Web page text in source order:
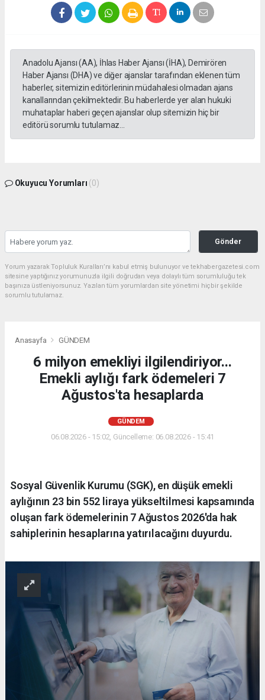
Anadolu Ajansı (AA), İhlas Haber Ajansı (İHA), Demirören
Haber Ajansı (DHA) ve diğer ajanslar tarafından eklenen tüm
haberler, sitemizin editörlerinin müdahalesi olmadan ajans
kanallarından çekilmektedir. Bu haberlerde yer alan hukuki
muhataplar haberi geçen ajanslar olup sitemizin hiç bir
editörü sorumlu tutulamaz...
Okuyucu Yorumları (0)
Gönder
Yorum yazarak Topluluk Kuralları’nı kabul etmiş bulunuyor ve tekhabergazetesi.com
sitesine yaptığınız yorumunuzla ilgili doğrudan veya dolaylı tüm sorumluluğu tek
başınıza üstleniyorsunuz. Yazılan tüm yorumlardan site yönetimi hiçbir şekilde
sorumlu tutulamaz.
Anasayfa GÜNDEM
6 milyon emekliyi ilgilendiriyor...
Emekli aylığı fark ödemeleri 7
Ağustos'ta hesaplarda
GÜNDEM
06.08.2026 - 15:02, Güncelleme: 06.08.2026 - 15:41
Sosyal Güvenlik Kurumu (SGK), en düşük emekli
aylığının 23 bin 552 liraya yükseltilmesi kapsamında
oluşan fark ödemelerinin 7 Ağustos 2026'da hak
sahiplerinin hesaplarına yatırılacağını duyurdu.